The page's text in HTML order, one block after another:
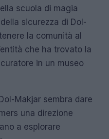
scuola di magia
sicurezza di Dol-
la comunità al
che ha trovato la
in un museo
Makjar sembra dare
una direzione
a esplorare